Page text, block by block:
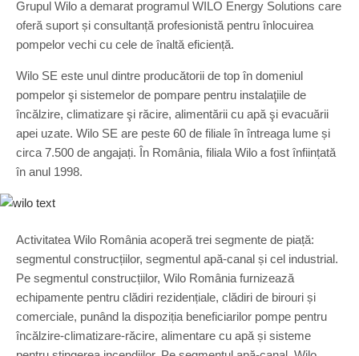
Grupul Wilo a demarat programul WILO Energy Solutions care
oferă suport și consultanță profesionistă pentru înlocuirea
pompelor vechi cu cele de înaltă eficiență.
Wilo SE este unul dintre producătorii de top în domeniul
pompelor şi sistemelor de pompare pentru instalaţiile de
încălzire, climatizare şi răcire, alimentării cu apă şi evacuării
apei uzate. Wilo SE are peste 60 de filiale în întreaga lume și
circa 7.500 de angajați. În România, filiala Wilo a fost înființată
în anul 1998.
Activitatea Wilo România acoperă trei segmente de piață:
segmentul construcțiilor, segmentul apă-canal și cel industrial.
Pe segmentul construcțiilor, Wilo România furnizează
echipamente pentru clădiri rezidențiale, clădiri de birouri și
comerciale, punând la dispoziția beneficiarilor pompe pentru
încălzire-climatizare-răcire, alimentare cu apă și sisteme